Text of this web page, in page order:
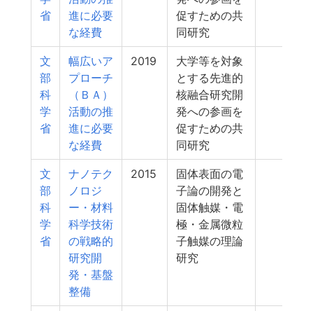
省
進に必要
な経費
促すための共
同研究
文
部
科
学
省
幅広いア
プローチ
（ＢＡ）
活動の推
進に必要
な経費
2019
大学等を対象
とする先進的
核融合研究開
発への参画を
促すための共
同研究
文
部
科
学
省
ナノテク
ノロジ
ー・材料
科学技術
の戦略的
研究開
発・基盤
整備
2015
固体表面の電
子論の開発と
固体触媒・電
極・金属微粒
子触媒の理論
研究